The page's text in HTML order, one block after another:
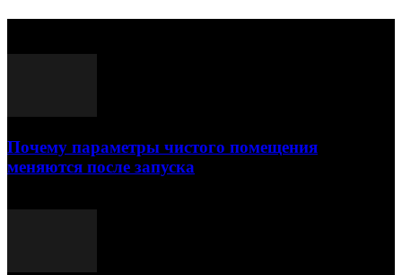
Почему параметры чистого помещения
меняются после запуска